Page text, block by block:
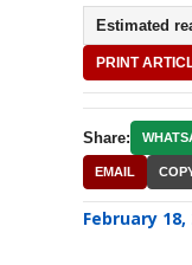
Estimated
PRINT
Share:
EMAIL
February 18,